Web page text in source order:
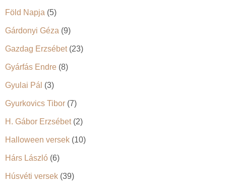
Föld Napja (5)
Gárdonyi Géza (9)
Gazdag Erzsébet(23)
Gyárfás Endre (8)
Gyulai Pál (3)
Gyurkovics Tibor (7)
H. Gábor Erzsébet(2)
Halloween versek (10)
Hárs László (6)
Húsvéti versek (39)